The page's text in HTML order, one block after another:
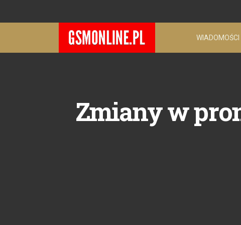
WIADOMOŚCI
Zmiany w